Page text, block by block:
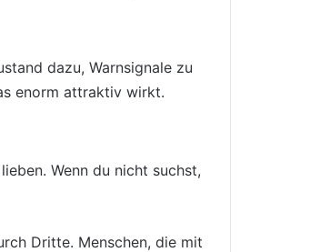
dazu, Warnsignale zu
enorm attraktiv wirkt.
Wenn du nicht suchst,
Dritte. Menschen, die mit